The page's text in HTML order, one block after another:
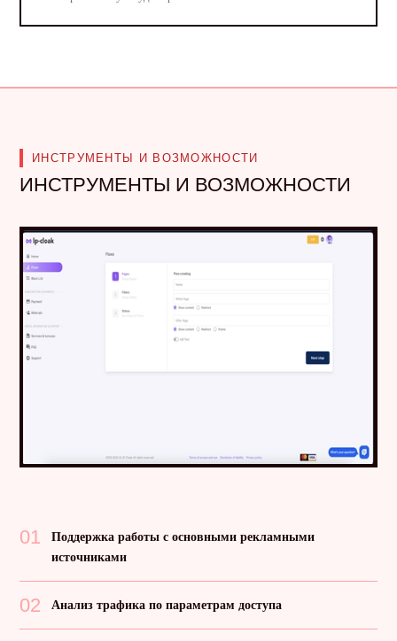
ИНСТРУМЕНТЫ И ВОЗМОЖНОСТИ
ИНСТРУМЕНТЫ И ВОЗМОЖНОСТИ
01
Поддержка работы с основными рекламными
источниками
02 Анализ трафика по параметрам доступа